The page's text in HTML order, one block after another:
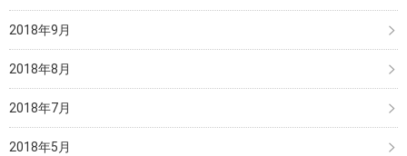
2018年9月
2018年8月
2018年7月
2018年5月